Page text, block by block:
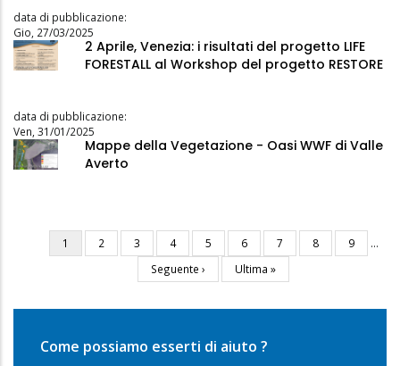
data di pubblicazione:
Gio, 27/03/2025
2 Aprile, Venezia: i risultati del progetto LIFE
FORESTALL al Workshop del progetto RESTORE
data di pubblicazione:
Ven, 31/01/2025
Mappe della Vegetazione - Oasi WWF di Valle
Averto
Paginazione
Pagina
attuale
1 Pagina
2 Pagina
3 Pagina
4 Pagina
5 Pagina
6 Pagina
7 Pagina
8 Pagina
9
…
Pagina
successiva
Seguente ›
Ultima
pagina
Ultima »
Come possiamo esserti di aiuto ?